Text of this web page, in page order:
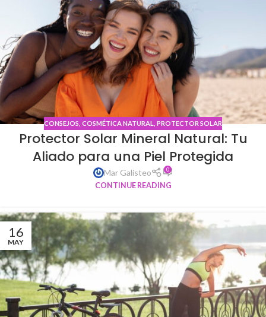
CONSEJOS COSMÉTICA NATURAL PROTECTOR SOLAR
Protector Solar Mineral Natural: Tu
Aliado para una Piel Protegida
Mar Galisteo 0
CONTINUE READING
16
MAY